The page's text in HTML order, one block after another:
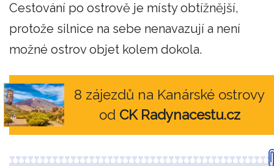
Cestování po ostrově je místy obtížnější,
protože silnice na sebe nenavazují a není
možné ostrov objet kolem dokola.
8 zájezdů na Kanárské ostrovy
od CK Radynacestu.cz